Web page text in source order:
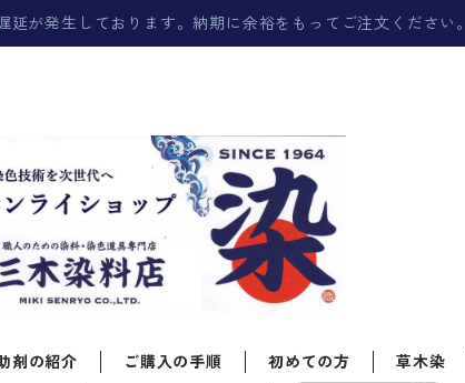
延が発生しております。納期に余裕をもってご注文ください。
剤の紹介 ご購入の手順 初めての方 草木染